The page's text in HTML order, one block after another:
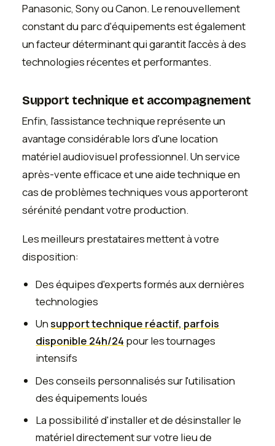
Panasonic, Sony ou Canon. Le renouvellement
constant du parc d'équipements est également
un facteur déterminant qui garantit l'accès à des
technologies récentes et performantes.
Support technique et accompagnement
Enfin, l'assistance technique représente un
avantage considérable lors d'une location
matériel audiovisuel professionnel. Un service
après-vente efficace et une aide technique en
cas de problèmes techniques vous apporteront
sérénité pendant votre production.
Les meilleurs prestataires mettent à votre
disposition:
Des équipes d'experts formés aux dernières
technologies
Unsupport technique réactif, parfois
disponible 24h/24 pour les tournages
intensifs
Des conseils personnalisés sur l'utilisation
des équipements loués
La possibilité d'installer et de désinstaller le
matériel directement sur votre lieu de